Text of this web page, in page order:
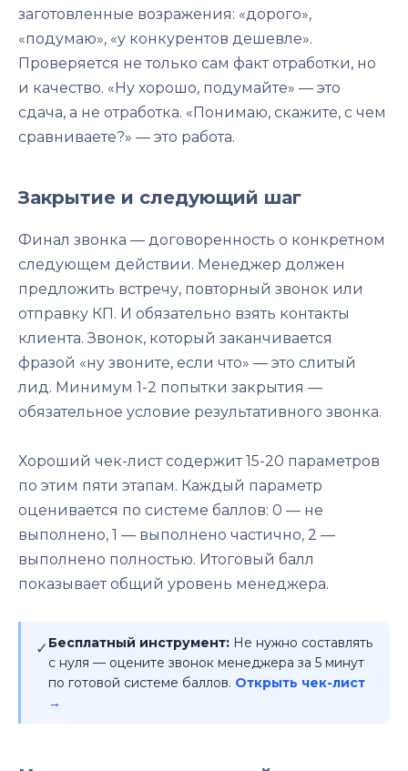
заготовленные возражения: «дорого»,
«подумаю», «у конкурентов дешевле».
Проверяется не только сам факт отработки, но
и качество. «Ну хорошо, подумайте» — это
сдача, а не отработка. «Понимаю, скажите, с чем
сравниваете?» — это работа.
Закрытие и следующий шаг
Финал звонка — договоренность о конкретном
следующем действии. Менеджер должен
предложить встречу, повторный звонок или
отправку КП. И обязательно взять контакты
клиента. Звонок, который заканчивается
фразой «ну звоните, если что» — это слитый
лид. Минимум 1-2 попытки закрытия —
обязательное условие результативного звонка.
Хороший чек-лист содержит 15-20 параметров
по этим пяти этапам. Каждый параметр
оценивается по системе баллов: 0 — не
выполнено, 1 — выполнено частично, 2 —
выполнено полностью. Итоговый балл
показывает общий уровень менеджера.
✓Бесплатный инструмент: Не нужно составлять
с нуля — оцените звонок менеджера за 5 минут
по готовой системе баллов. Открыть чек-лист
→